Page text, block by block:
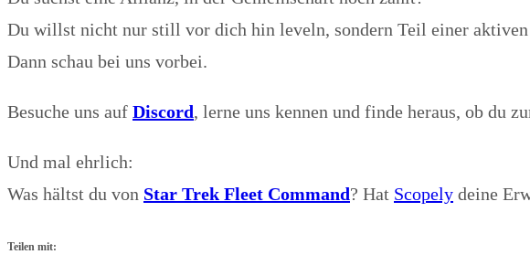
Du willst nicht nur still vor dich hin leveln, sondern Teil einer aktiven
Dann schau bei uns vorbei.
Besuche uns auf Discord, lerne uns kennen und finde heraus, ob du
Und mal ehrlich:
Was hältst du von Star Trek Fleet Command? Hat Scopely deine
Teilen mit: